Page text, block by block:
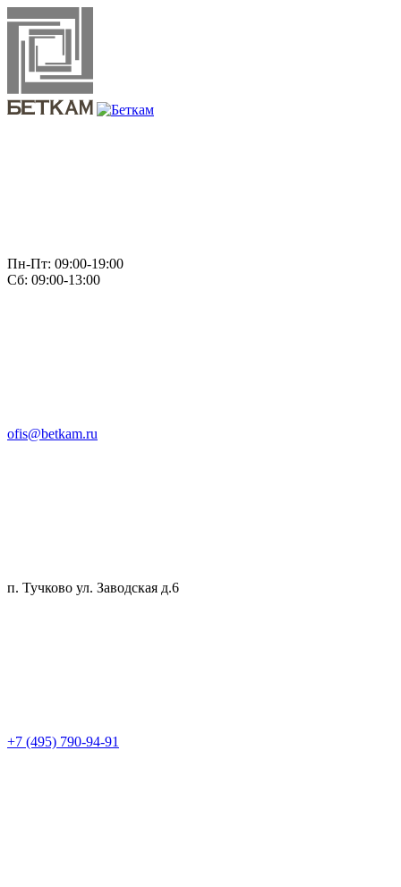
Пн-Пт: 09:00-19:00
Сб: 09:00-13:00
ofis@betkam.ru
п. Тучково ул. Заводская д.6
+7 (495) 790-94-91